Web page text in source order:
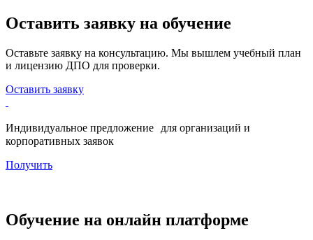
Оставить заявку на обучение
Оставьте заявку на консультацию. Мы вышлем учебный план
и лицензию ДПО для проверки.
Оставить заявку
Индивидуальное предложение для организаций и
корпоративных заявок
Получить
Обучение на онлайн платформе